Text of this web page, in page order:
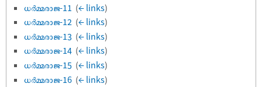
ധർമ്മരാജ-11 (← links)
ധർമ്മരാജ-12 (← links)
ധർമ്മരാജ-13 (← links)
ധർമ്മരാജ-14 (← links)
ധർമ്മരാജ-15 (← links)
ധർമ്മരാജ-16 (← links)